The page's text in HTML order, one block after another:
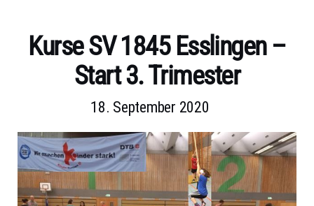
Kategorien
Kurse SV 1845 Esslingen –
Start 3. Trimester
18. September 2020